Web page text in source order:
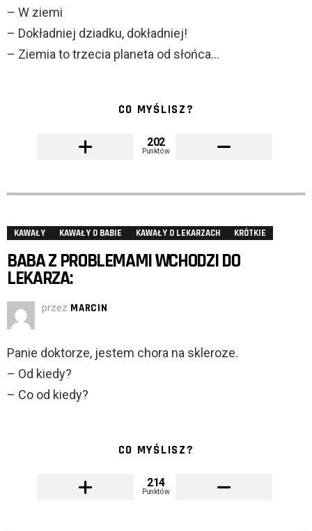
– W ziemi
– Dokładniej dziadku, dokładniej!
– Ziemia to trzecia planeta od słońca…
CO MYŚLISZ?
202
Punktów
KAWAŁY KAWAŁY O BABIE KAWAŁY O LEKARZACH KRÓTKIE
BABA Z PROBLEMAMI WCHODZI DO
LEKARZA:
przez MARCIN
Panie doktorze, jestem chora na skleroze.
– Od kiedy?
– Co od kiedy?
CO MYŚLISZ?
214
Punktów